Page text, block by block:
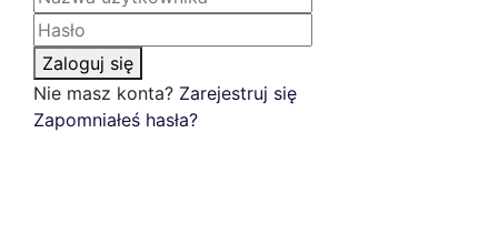
Zaloguj się
Nie masz konta? Zarejestruj się
Zapomniałeś hasła?